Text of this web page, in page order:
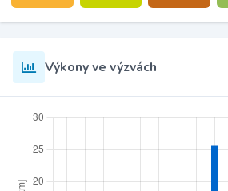
Výkony ve výzvách